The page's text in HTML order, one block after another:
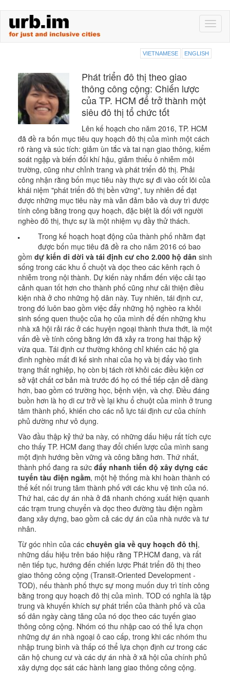
main
VIETNAMESE ENGLISH
Phát triển đô thị theo giao
thông công cộng: Chiến lược
của TP. HCM để trở thành một
siêu đô thị tổ chức tốt
Lên kế hoạch cho năm 2016, TP. HCM
đã đề ra bốn mục tiêu quy hoạch đô thị của mình một cách
rõ ràng và súc tích: giảm ùn tắc và tai nạn giao thông, kiểm
soát ngập và biến đổi khí hậu, giảm thiểu ô nhiễm môi
trường, cũng như chỉnh trang và phát triển đô thị. Phải
công nhận rằng bốn mục tiêu này thực sự đi vào cốt lõi của
khái niệm "phát triển đô thị bền vững", tuy nhiên để đạt
được những mục tiêu này mà vẫn đảm bảo và duy trì được
tính công bằng trong quy hoạch, đặc biệt là đối với người
nghèo đô thị, thực sự là một nhiệm vụ đầy thử thách.
Trong kế hoạch hoạt động của thành phố nhằm đạt
được bốn mục tiêu đã đề ra cho năm 2016 có bao
gồm dự kiến di dời và tái định cư cho 2.000 hộ dân sinh
sống trong các khu ổ chuột và dọc theo các kênh rạch ô
nhiễm trong nội thành. Dự kiến này nhắm đến việc cải tạo
cảnh quan tốt hơn cho thành phố cũng như cải thiện điều
kiện nhà ở cho những hộ dân này. Tuy nhiên, tái định cư,
trong đó luôn bao gồm việc đẩy những hộ nghèo ra khỏi
sinh sống quen thuộc của họ của mình để đến những khu
nhà xã hội rải rác ở các huyện ngoại thành thưa thớt, là một
vấn đề về tính công bằng lớn đã xảy ra trong hai thập kỷ
vừa qua. Tái định cư thường không chỉ khiến các hộ gia
đình nghèo mất đi kế sinh nhai của họ và bị đẩy vào tình
trạng thất nghiệp, họ còn bị tách rời khỏi các điều kiện cơ
sở vật chất cơ bản mà trước đó họ có thể tiếp cận dễ dàng
hơn, bao gồm có trường học, bệnh viện, và chợ. Điều đáng
buồn hơn là họ di cư trở về lại khu ổ chuột của mình ở trung
tâm thành phố, khiến cho các nỗ lực tái định cư của chính
phủ dường như vô dụng.
Vào đầu thập kỷ thứ ba này, có những dấu hiệu rất tích cực
cho thấy TP. HCM đang thay đổi chiến lược của mình sang
một định hướng bền vững và công bằng hơn. Thứ nhất,
thành phố đang ra sức đẩy nhanh tiến độ xây dựng các
tuyến tàu điện ngầm, một hệ thống mà khi hoàn thành có
thể kết nối trung tâm thành phố với các khu vệ tinh của nó.
Thứ hai, các dự án nhà ở đã nhanh chóng xuất hiện quanh
các trạm trung chuyển và dọc theo đường tàu điện ngầm
đang xây dựng, bao gồm cả các dự án của nhà nước và tư
nhân.
Từ góc nhìn của các chuyên gia về quy hoạch đô thị,
những dấu hiệu trên báo hiệu rằng TP.HCM đang, và rất
nên tiếp tục, hướng đến chiến lược Phát triển đô thị theo
giao thông công cộng (Transit-Oriented Development -
TOD), nếu thành phố thực sự mong muốn duy trì tính công
bằng trong quy hoạch đô thị của mình. TOD có nghĩa là tập
trung và khuyến khích sự phát triển của thành phố và của
số dân ngày càng tăng của nó dọc theo các tuyến giao
thông công cộng. Nhóm có thu nhập cao có thể lựa chọn
những dự án nhà ngoại ô cao cấp, trong khi các nhóm thu
nhập trung bình và thấp có thể lựa chọn định cư trong các
căn hộ chung cư và các dự án nhà ở xã hội của chính phủ
xây dựng dọc sát các hành lang giao thông công cộng.